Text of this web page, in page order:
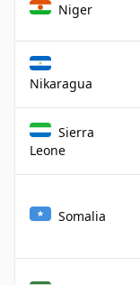
Niger
Nikaragua
Sierra
Leone
Somalia